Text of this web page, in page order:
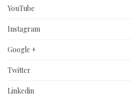
YouTube
Instagram
Google +
Twitter
Linkedin